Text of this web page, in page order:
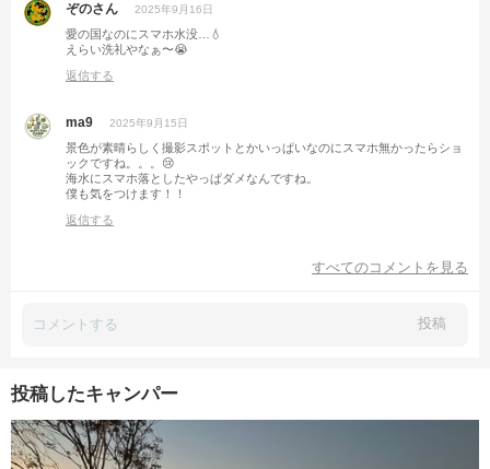
ぞのさん 2025年9月16日
愛の国なのにスマホ水没…💧
えらい洗礼やなぁ〜😭
返信する
ma9 2025年9月15日
景色が素晴らしく撮影スポットとかいっぱいなのにスマホ無かったらショ
ックですね。。。😢
海水にスマホ落としたやっぱダメなんですね。
僕も気をつけます！！
返信する
すべてのコメントを見る
投稿
投稿したキャンパー